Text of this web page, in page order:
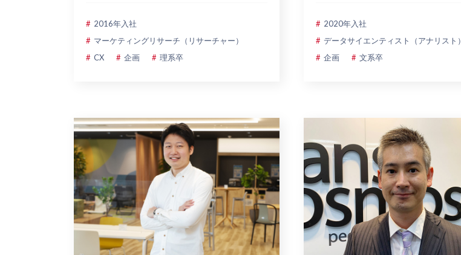
2016年入社
マーケティングリサーチ（リサーチャー）
CX
企画 理系卒
2020年入社
データサイエンティスト（アナリスト）
企画
文系卒